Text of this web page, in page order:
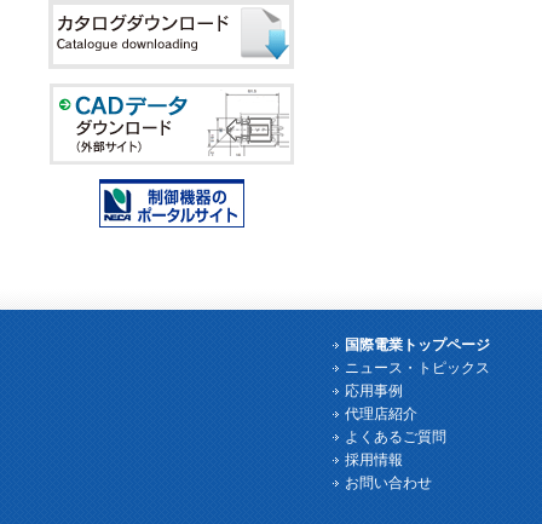
国際電業トップページ
ニュース・トピックス
応用事例
代理店紹介
よくあるご質問
採用情報
お問い合わせ